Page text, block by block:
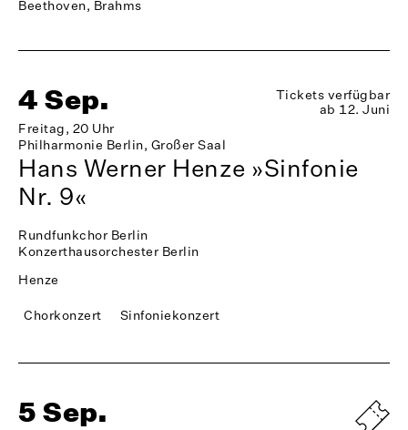
Beethoven, Brahms
4 Sep.
Freitag, 20 Uhr
Philharmonie Berlin, Großer Saal
Tickets verfügbar
ab 12. Juni
Hans Werner Henze »Sinfonie
Nr. 9«
Rundfunkchor Berlin
Konzerthausorchester Berlin
Henze
Chorkonzert Sinfoniekonzert
5 Sep.